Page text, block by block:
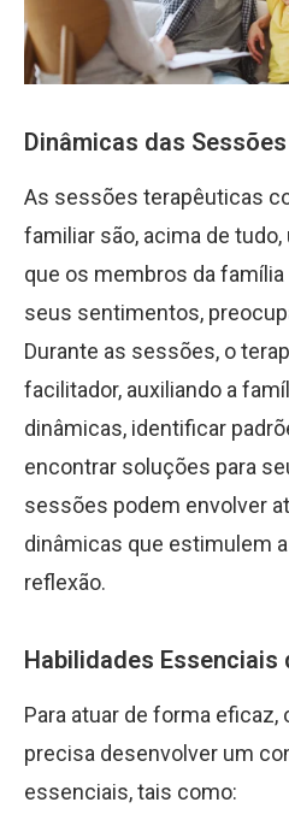
Dinâmicas das
As sessões terapêuticas
familiar são, acima de
que os membros da
seus sentimentos,
Durante as sessões, o
facilitador, auxiliando a
dinâmicas, identificar
encontrar soluções para
sessões podem envolver
dinâmicas que estimulem
reflexão.
Habilidades Essenciais
Para atuar de forma eficaz,
precisa desenvolver um
essenciais, tais como: